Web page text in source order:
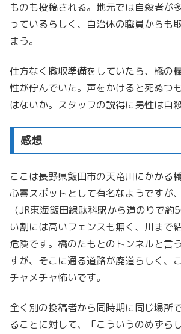
ものも投稿される。地元では自殺者が
っているらしく、自治体の職員からも
まう。
仕方なく撤収準備をしていたら、橋の
性が佇んでいた。声をかけると死ぬつ
はないか。スタッフの説得に男性は自
感想
ここは長野県飯田市の天竜川にかかる
心霊スポットとして有名なようですが
（JR東海飯田線駄科駅から道のりで
い割には高いフェンスも無く、川まで
危険です。橋のたもとのトンネルと言
すが、そこに通る道路が廃道らしく、
チャメチャ怖いです。
全く別の投稿者から同時期に同じ場所
ることに対して、「こういうのめずら